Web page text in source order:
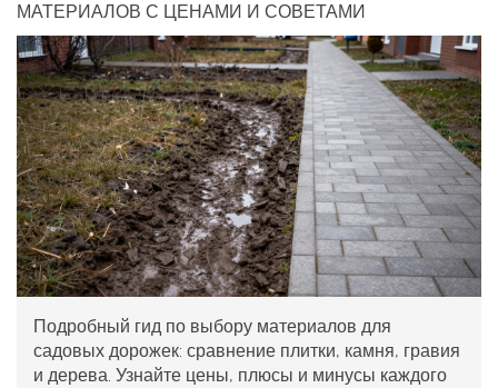
МАТЕРИАЛОВ С ЦЕНАМИ И СОВЕТАМИ
Подробный гид по выбору материалов для
садовых дорожек: сравнение плитки, камня, гравия
и дерева. Узнайте цены, плюсы и минусы каждого